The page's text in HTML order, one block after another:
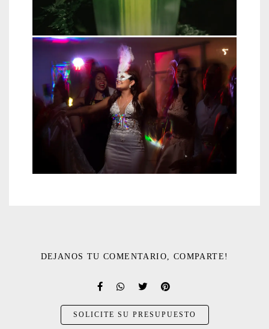
DEJANOS TU COMENTARIO, COMPARTE!
SOLICITE SU PRESUPUESTO